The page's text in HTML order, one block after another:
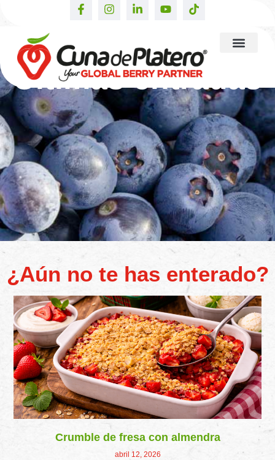
Últimas entradas
¿Aún no te has enterado?
Crumble de fresa con almendra
abril 12, 2026